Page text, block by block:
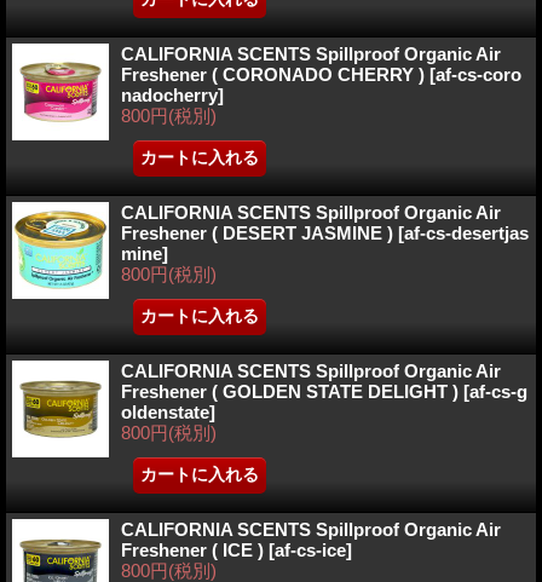
CALIFORNIA SCENTS Spillproof Organic Air
Freshener ( CORONADO CHERRY ) [af-cs-coro
nadocherry]
800円(税別)
CALIFORNIA SCENTS Spillproof Organic Air
Freshener ( DESERT JASMINE ) [af-cs-desertjas
mine]
800円(税別)
CALIFORNIA SCENTS Spillproof Organic Air
Freshener ( GOLDEN STATE DELIGHT ) [af-cs-g
oldenstate]
800円(税別)
CALIFORNIA SCENTS Spillproof Organic Air
Freshener ( ICE ) [af-cs-ice]
800円(税別)